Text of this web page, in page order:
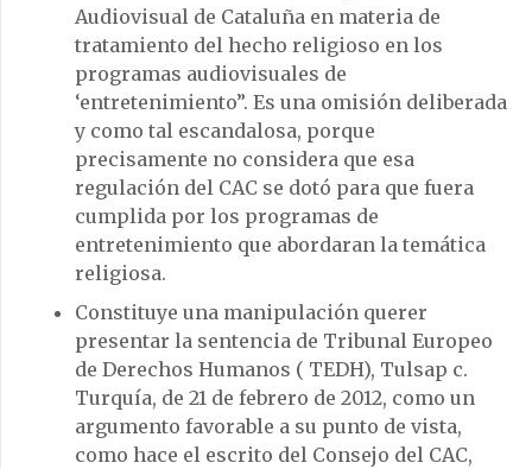
Audiovisual de Cataluña en materia de
tratamiento del hecho religioso en los
programas audiovisuales de
‘entretenimiento”. Es una omisión deliberada
y como tal escandalosa, porque
precisamente no considera que esa
regulación del CAC se dotó para que fuera
cumplida por los programas de
entretenimiento que abordaran la temática
religiosa.
Constituye una manipulación querer
presentar la sentencia de Tribunal Europeo
de Derechos Humanos ( TEDH), Tulsap c.
Turquía, de 21 de febrero de 2012, como un
argumento favorable a su punto de vista,
como hace el escrito del Consejo del CAC,